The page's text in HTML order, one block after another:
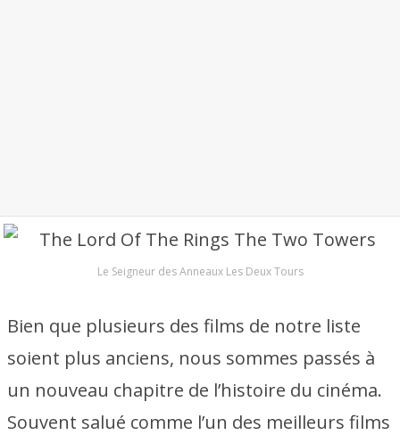
Le Seigneur des Anneaux Les Deux Tours
Bien que plusieurs des films de notre liste
soient plus anciens, nous sommes passés à
un nouveau chapitre de l’histoire du cinéma.
Souvent salué comme l’un des meilleurs films